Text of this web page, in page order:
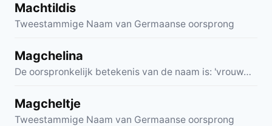
Machtildis
Tweestammige Naam van Germaanse oorsprong
Magchelina
De oorspronkelijk betekenis van de naam is: 'vrouw…
Magcheltje
Tweestammige Naam van Germaanse oorsprong